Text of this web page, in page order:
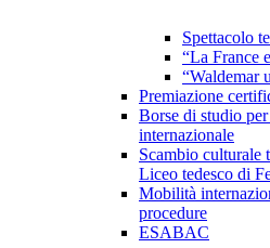
Spettacolo
“La France
“Waldemar
Premiazione
Borse di studio
internazionale
Scambio culturale
Liceo tedesco di
Mobilità
procedure
ESABAC